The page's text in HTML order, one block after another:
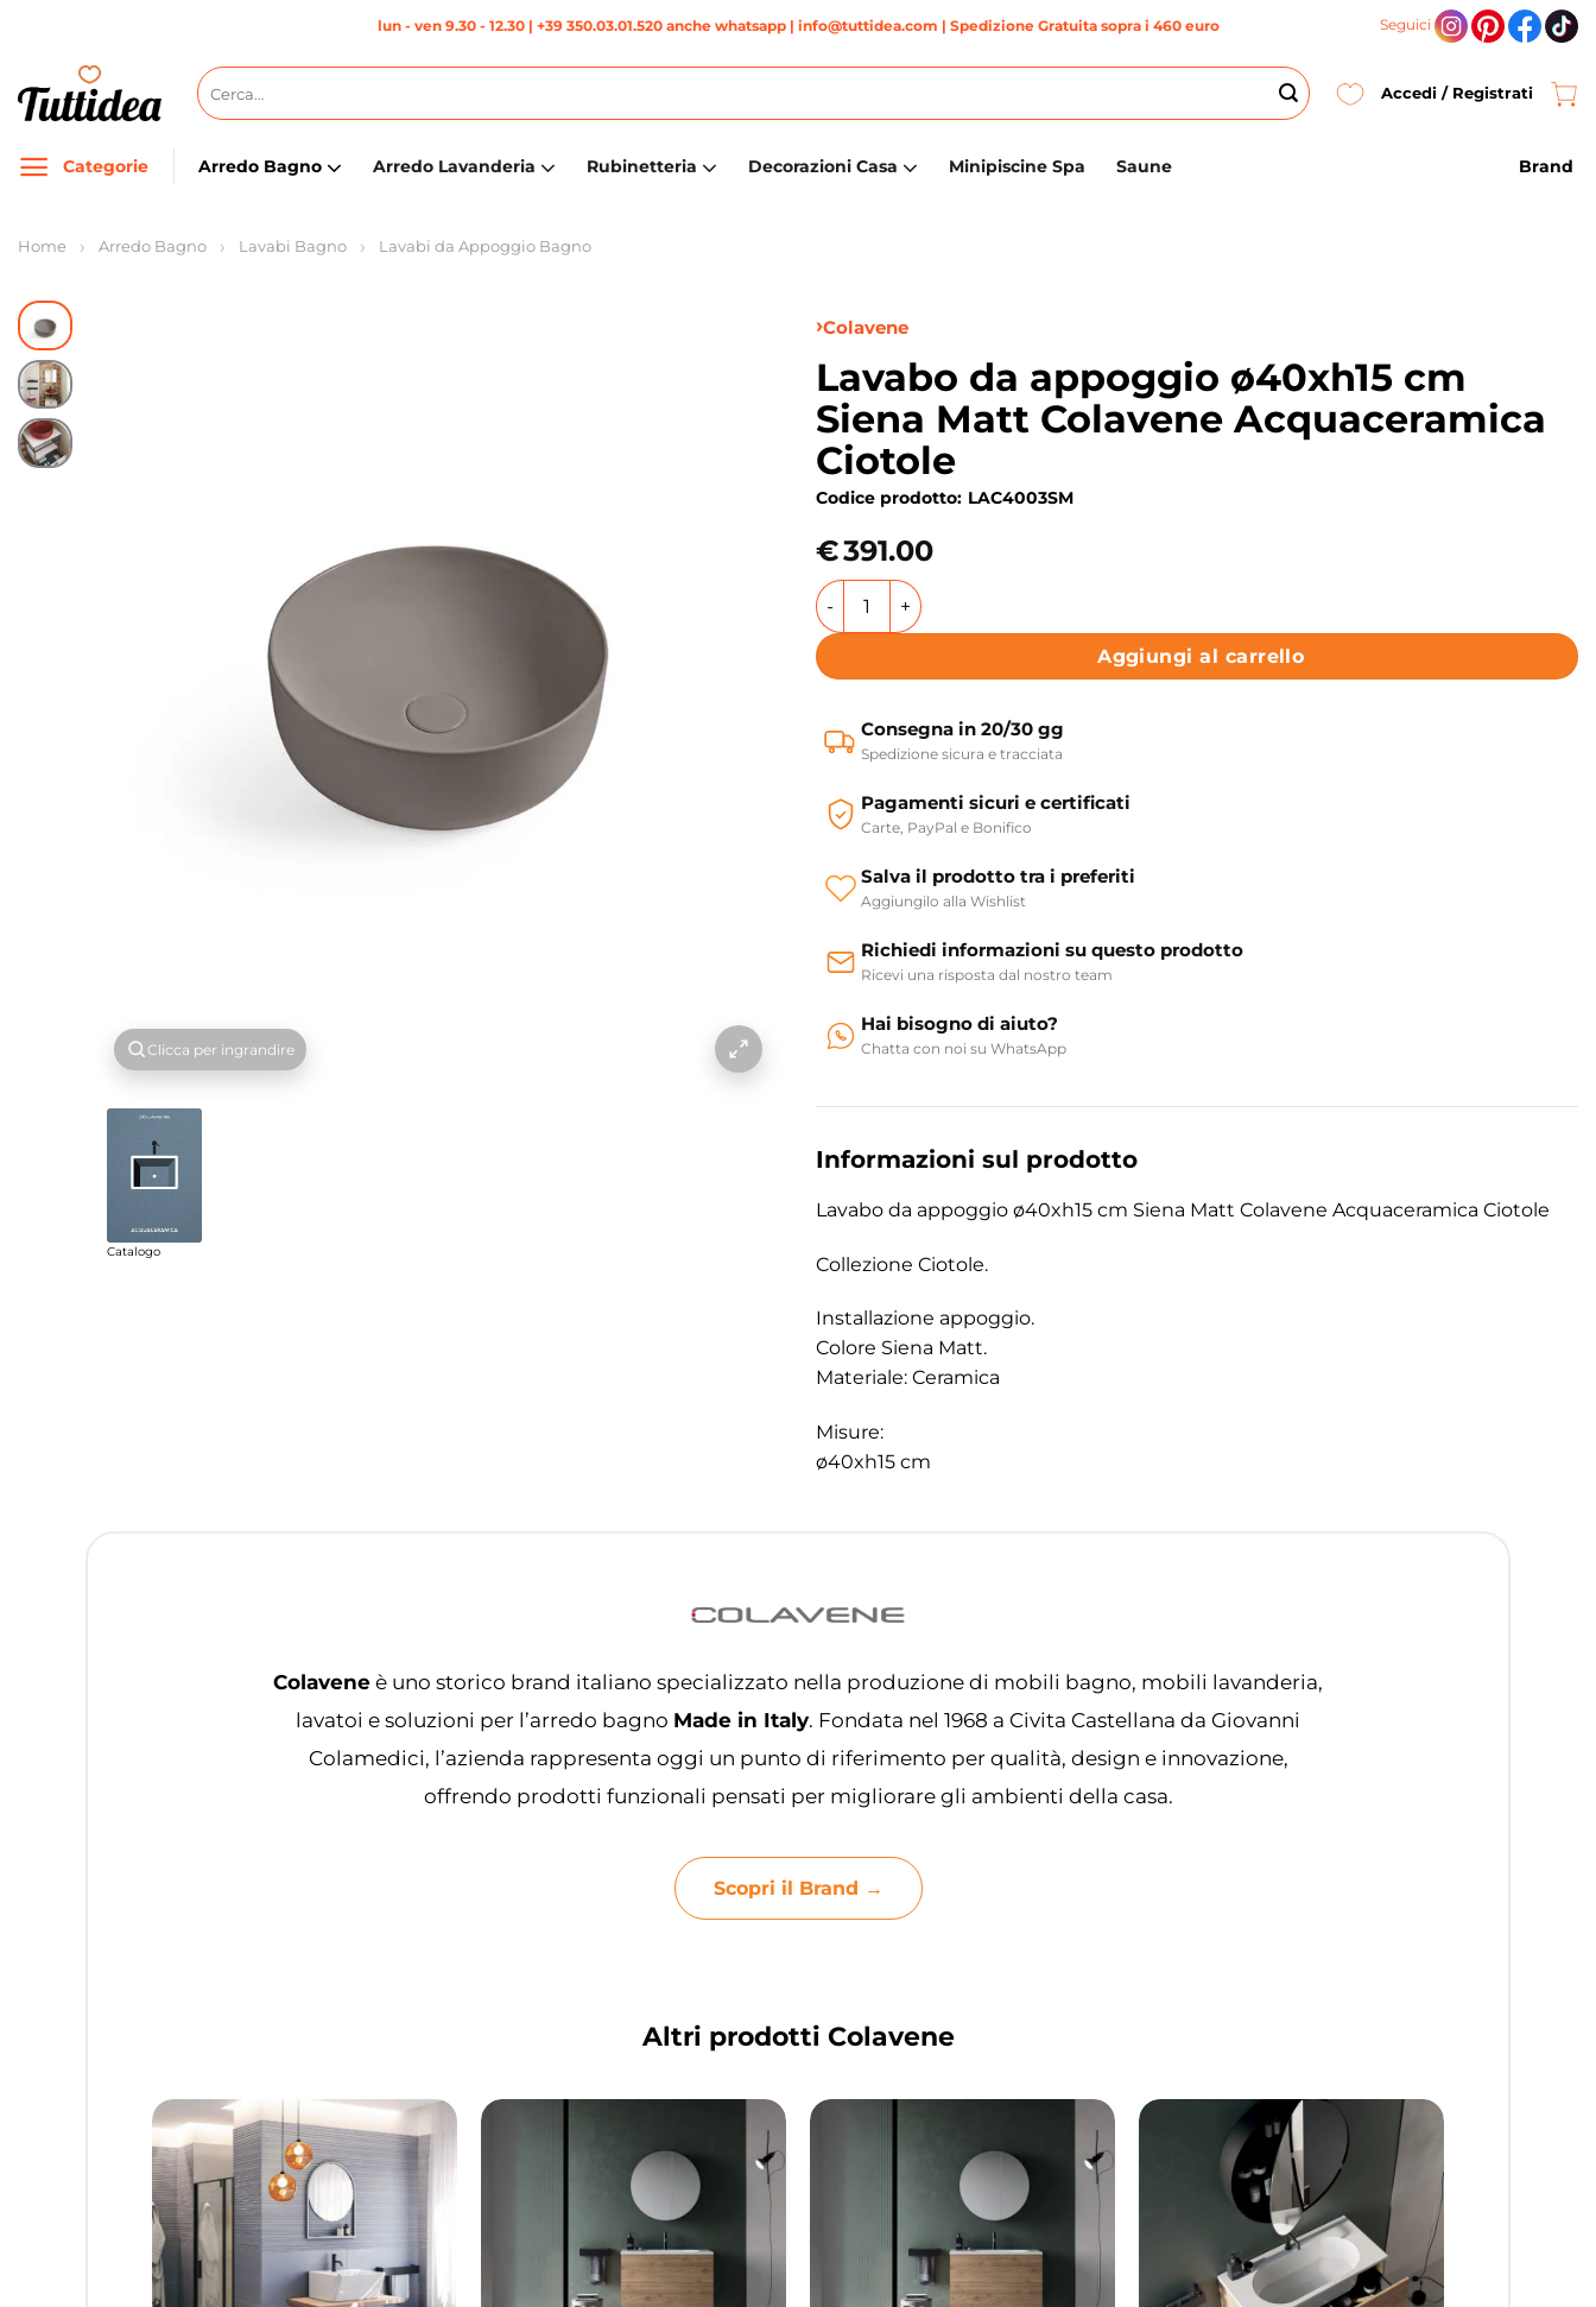
contenuti
lun - ven 9.30 - 12.30 | +39 350.03.01.520 anche whatsapp| info@tuttidea.com | Spedizione Gratuita sopra i 460 euro Seguici
Cerca:
Accedi / Registrati
Categorie Arredo Bagno Arredo Lavanderia Rubinetteria Decorazioni Casa Minipiscine Spa Saune Brand
Home Arredo Bagno Lavabi Bagno Lavabi da Appoggio Bagno
Clicca per ingrandire
Catalogo
Colavene
Lavabo da appoggio ø40xh15 cm
Siena Matt Colavene Acquaceramica
Ciotole
Codice prodotto: LAC4003SM
€391.00
Lavabo da appoggio ø40xh15 cm Siena Matt Colavene Acquaceramica Ciotole quantità
Aggiungi al carrello
Consegna in 20/30 gg
Spedizione sicura e tracciata
Pagamenti sicuri e certificati
Carte, PayPal e Bonifico
Salva il prodotto tra i preferiti
Aggiungilo alla Wishlist
Richiedi informazioni su questo prodotto
Ricevi una risposta dal nostro team
Hai bisogno di aiuto?
Chatta con noi su WhatsApp
Informazioni sul prodotto
Lavabo da appoggio ø40xh15 cm Siena Matt Colavene Acquaceramica Ciotole
Collezione Ciotole.
Installazione appoggio.
Colore Siena Matt.
Materiale: Ceramica
Misure:
ø40xh15 cm
Colavene è uno storico brand italiano specializzato nella produzione di mobili bagno, mobili lavanderia,
lavatoi e soluzioni per l’arredo bagno Made in Italy. Fondata nel 1968 a Civita Castellana da Giovanni
Colamedici, l’azienda rappresenta oggi un punto di riferimento per qualità, design e innovazione,
offrendo prodotti funzionali pensati per migliorare gli ambienti della casa.
Scopri il Brand →
Altri prodotti Colavene